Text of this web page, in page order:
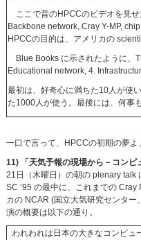
ここで昔のHPCCのビデオを見
Backbone network, Cray Y-MP,
HPCCの目的は、アメリカの
Blue Books に示されたように、
Educational network, 4.
最初は、好奇心に満ちた10人が使
た1000人が使う。最後には、何事
一口で言って、HPCCの初期の夢よ
11) 「天気予報の現場から－コン
21日（木曜日）の朝の plenary talk
SC ’95 の最中に、これまでの
カの NCAR (国立大気研究センタ
演の概要は以下の通り。
われわれは日本の大きなコンピュ